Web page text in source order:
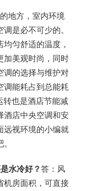
地方，室内环境
是必不可少的。
匀舒适的温度，
加美观时尚，同时
调的选择与维护对
调能耗占到总能耗
转也是酒店节能减
酒店中央空调和安
远视环境的小编就
水冷好？答：风
机房面积，可直接